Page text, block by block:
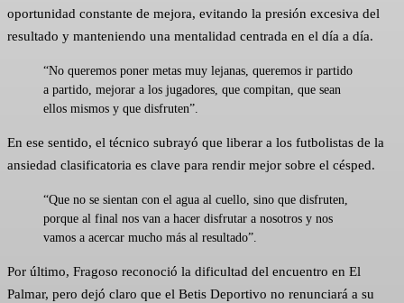
oportunidad constante de mejora, evitando la presión excesiva del
resultado y manteniendo una mentalidad centrada en el día a día.
“No queremos poner metas muy lejanas, queremos ir partido
a partido, mejorar a los jugadores, que compitan, que sean
ellos mismos y que disfruten”.
En ese sentido, el técnico subrayó que liberar a los futbolistas de la
ansiedad clasificatoria es clave para rendir mejor sobre el césped.
“Que no se sientan con el agua al cuello, sino que disfruten,
porque al final nos van a hacer disfrutar a nosotros y nos
vamos a acercar mucho más al resultado”.
Por último, Fragoso reconoció la dificultad del encuentro en El
Palmar, pero dejó claro que el Betis Deportivo no renunciará a su